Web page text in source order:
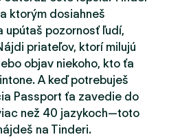
ktorým dosiahneš
upútaš pozornosť ľudí,
priateľov, ktorí milujú
objav niekoho, kto ťa
A keď potrebuješ
Passport ťa zavedie do
než 40 jazykoch—toto
na Tinderi.